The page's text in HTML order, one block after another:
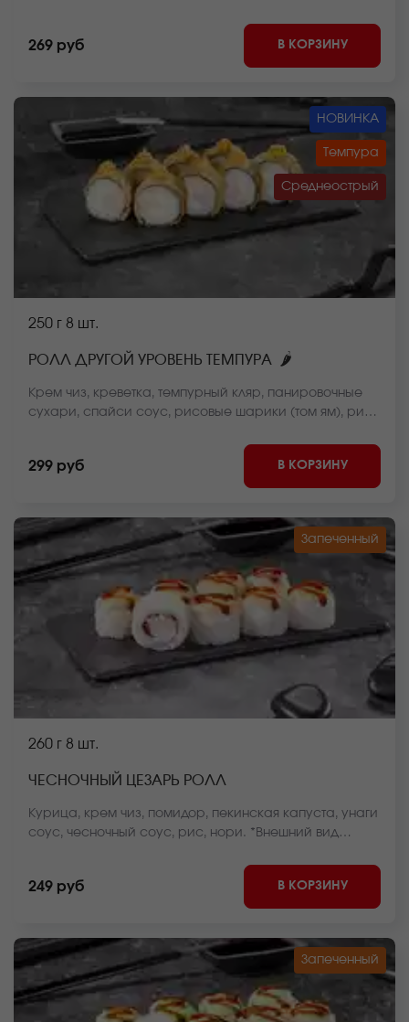
269 руб В КОРЗИНУ
НОВИНКА
Темпура
Среднеострый
250 г 8 шт.
РОЛЛ ДРУГОЙ УРОВЕНЬ ТЕМПУРА 🌶
Крем чиз, креветка, темпурный кляр, панировочные
сухари, спайси соус, рисовые шарики (том ям), рис,
299 руб В КОРЗИНУ
Запеченный
260 г 8 шт.
ЧЕСНОЧНЫЙ ЦЕЗАРЬ РОЛЛ
Курица, крем чиз, помидор, пекинская капуста, унаги
соус, чесночный соус, рис, нори. *Внешний вид
249 руб В КОРЗИНУ
Запеченный